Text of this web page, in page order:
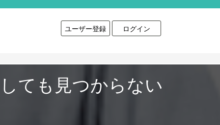
ユーザー登録 ログイン
ても見つからない